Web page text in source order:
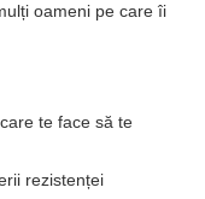
oameni pe care îi
te face să te
rezistenței